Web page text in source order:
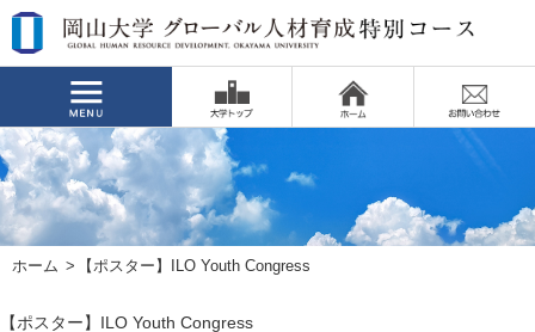
ホーム 【ポスター】ILO Youth Congress
【ポスター】ILO Youth Congress